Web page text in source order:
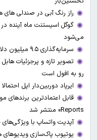
راز رنگ آبی در صندلی های
گوگل اسیستنت ماه آینده
می‌شود
سرمایه‌گذاری ۹.۵ میلیون دلاری آرامکو برای کشت برنج با هوش مصنوعی
تصویر تازه و پرجزئیات
رو به افول است
ایرپاد دوربین‌دار اپل احتمالا در کنار
Reports» منتشر شد
آپدیت‌ واتساپ با